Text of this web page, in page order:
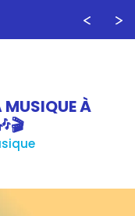
MUSIQUE À